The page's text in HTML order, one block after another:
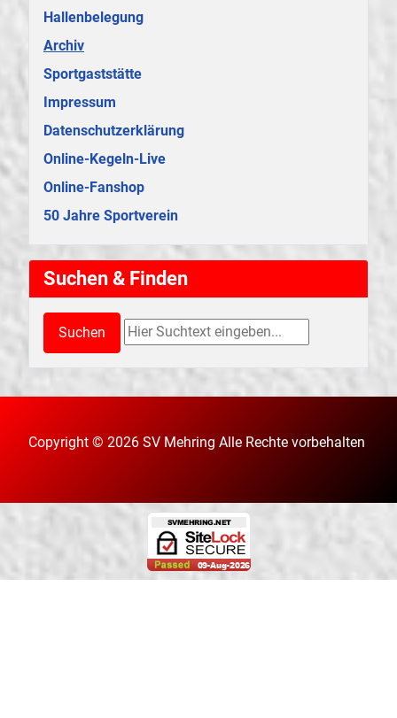
Hallenbelegung
Archiv
Sportgaststätte
Impressum
Datenschutzerklärung
Online-Kegeln-Live
Online-Fanshop
50 Jahre Sportverein
Suchen & Finden
Suchen
Suchen & Finden
Copyright © 2026 SV Mehring Alle Rechte vorbehalten